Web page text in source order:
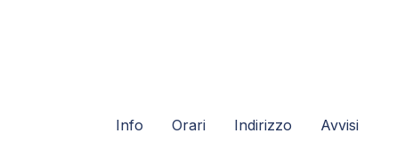
Info Orari Indirizzo Avvisi